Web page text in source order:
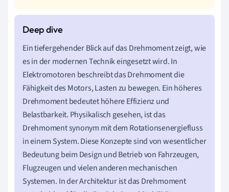
Ein tiefergehender Blick auf das Drehmoment zeigt, wie
es in der modernen Technik eingesetzt wird. In
Elektromotoren beschreibt das Drehmoment die
Fähigkeit des Motors, Lasten zu bewegen. Ein höheres
Drehmoment bedeutet höhere Effizienz und
Belastbarkeit. Physikalisch gesehen, ist das
Drehmoment synonym mit dem Rotationsenergiefluss
in einem System. Diese Konzepte sind von wesentlicher
Bedeutung beim Design und Betrieb von Fahrzeugen,
Flugzeugen und vielen anderen mechanischen
Systemen. In der Architektur ist das Drehmoment